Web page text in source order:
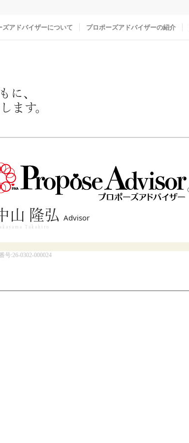
ズアドバイザーについて プロポーズアドバイザーの紹介
に、
ます。
山 隆弘 Advisor
Takahiro
号:26-0302-000024